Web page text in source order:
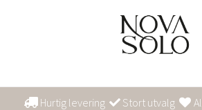
Hurtig levering Stort utvalg